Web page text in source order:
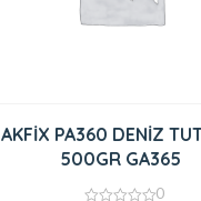
AKFİX PA360 DENİZ
500GR GA365
0